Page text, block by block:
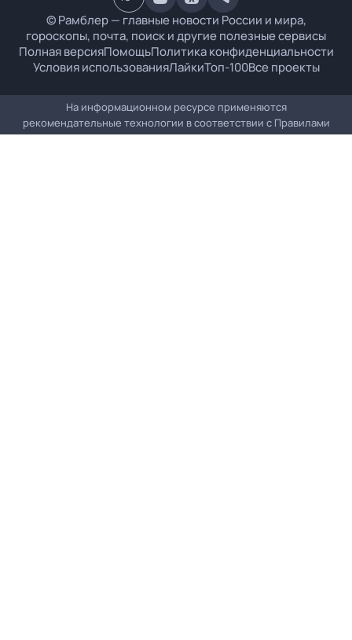
© Рамблер — главные новости России и мира,
гороскопы, почта, поиск и другие полезные сервисы
Полная версияПомощьПолитика конфиденциальности
Условия использованияЛайкиТоп-100Все проекты
На информационном ресурсе применяются
рекомендательные технологии в соответствии с Правилами